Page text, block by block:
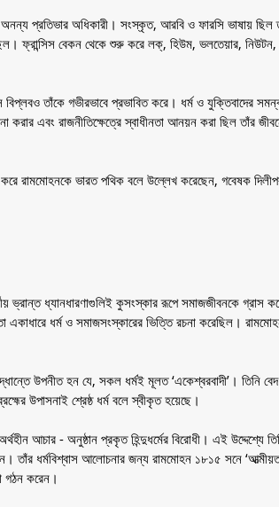
প্রতিভার অধিকারী। সংস্কৃত, আরবি ও ফারসি ভাষায় ছিল
ফ্রান্সিস বেকন থেকে শুরু করে লক্, হিউম, ভলতেয়ার, নিউটন,
তাঁকে গভীরভাবে প্রভাবিত করে। ধর্ম ও যুক্তিবাদের
করার এবং রাজনীতিক্ষেত্রে স্বাধীনতা আনয়ন করা ছিল তাঁর
করে রামমোহনকে ভারত পথিক বলে উল্লেখ করেছেন, গবেষক
ভ্রান্ত ধ্যানধারণাগুলিই কুসংস্কার রূপে সমাজজীবনকে গ্রাস
একাধারে ধর্ম ও সমাজসংস্কারের ভিত্তি রচনা করেছিল।
উপনীত হন যে, সকল ধর্মই মূলত ‘একেশ্বরবাদী’। তিনি
ব্রহ্মের উপাসনাই শ্রেষ্ঠ ধর্ম বলে স্বীকৃত হয়েছে।
আচার - অনুষ্ঠান প্রকৃত হিন্দুধর্মের বিরোধী। এই উদ্দেশ্যে
তাঁর ধর্মবিশ্বাস আলোচনার জন্য রামমোহন ১৮১৫ সনে
গঠন করেন।